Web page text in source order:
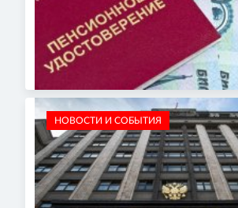
НОВОСТИ И СОБЫТИЯ